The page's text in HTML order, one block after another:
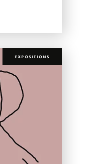
EXPOSITIONS